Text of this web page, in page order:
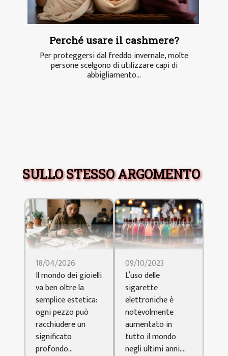
Perché usare il cashmere?
Per proteggersi dal freddo invernale, molte
persone scelgono di utilizzare capi di
abbigliamento...
SULLO STESSO ARGOMENTO
18/04/2026
Il mondo dei gioielli
va ben oltre la
semplice estetica:
ogni pezzo può
racchiudere un
significato
profondo...
09/10/2023
L’uso delle
sigarette
elettroniche è
notevolmente
aumentato in
tutto il mondo
negli ultimi anni....